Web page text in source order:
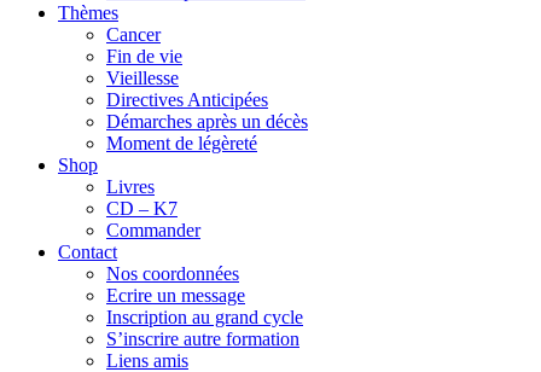
Thèmes
Cancer
Fin de vie
Vieillesse
Directives Anticipées
Démarches après un décès
Moment de légèreté
Shop
Livres
CD – K7
Commander
Contact
Nos coordonnées
Ecrire un message
Inscription au grand cycle
S’inscrire autre formation
Liens amis